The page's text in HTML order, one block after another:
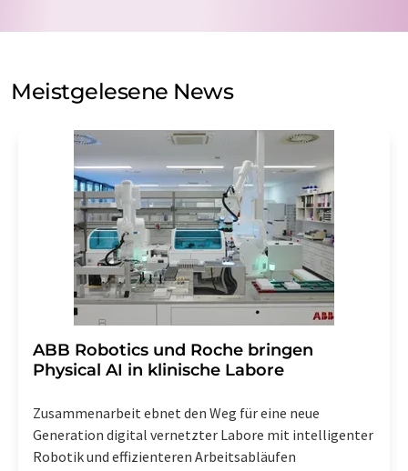
auf Basis unsererDatenschutzerklärung. LUMITOS darf
Meinungsforschung per E-Mail kontaktieren. Ihre
Einwilligung können Sie jederzeit ohne Angabe von
Str. 2, 12489 Berlin oder per E-Mail unter
widerruf@lumitos.commit Wirkung für die Zukunft
widerrufen. Zudem ist in jeder E-Mail ein Link zur
Abbestellung des entsprechenden Newsletters
enthalten.
Meistgelesene News
​​​​​​​ABB Robotics und Roche bringen
Physical AI in klinische Labore
Zusammenarbeit ebnet den Weg für eine neue
Generation digital vernetzter Labore mit intelligenter
Robotik und effizienteren Arbeitsabläufen